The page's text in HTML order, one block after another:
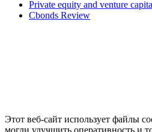
Private equity and venture
Cbonds Review
Этот веб-сайт использует файлы